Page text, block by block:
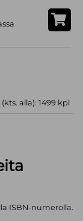
alla): 1499 kpl
ISBN-numerolla.